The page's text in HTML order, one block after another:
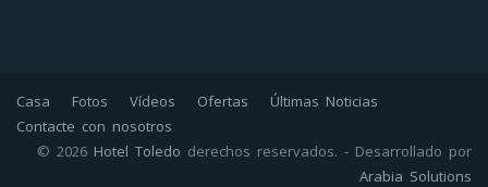
Casa Fotos Vídeos Ofertas
Últimas Noticias
Contacte con nosotros
© 2026 Hotel Toledo derechos reservados. - Desarrollado por
Arabia Solutions